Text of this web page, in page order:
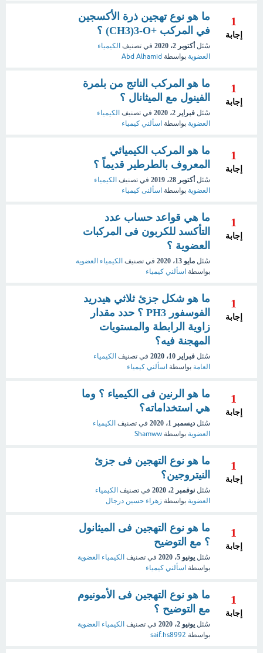
1
إجابة
ما هو نوع تهجين ذرة الأكسجين
في المركب +CH3)3-O) ؟
سُئل أكتوبر 2، 2020 في تصنيف الكيمياء
العضوية بواسطة Abd Alhamid
1
إجابة
ما هو المركب الناتج من بلمرة
الفينول مع الميثانال ؟
سُئل فبراير 2، 2020 في تصنيف الكيمياء
العضوية بواسطة اسألني كيمياء
1
إجابة
ما هو المركب الكيميائي
المعروف بالطرطير قديماً ؟
سُئل أكتوبر 28، 2019 في تصنيف الكيمياء
العضوية بواسطة اسألنى كيمياء
1
إجابة
ما هي قواعد حساب عدد
التأكسد للكربون فى المركبات
العضوية ؟
سُئل مايو 13، 2020 في تصنيف الكيمياء العضوية
بواسطة اسألني كيمياء
1
إجابة
ما هو شكل جزئ ثلاثي هيدريد
الفوسفور PH3 ؟ حدد مقدار
زاوية الرابطة والمستويات
المهجنة فيه؟
سُئل فبراير 10، 2020 في تصنيف الكيمياء
العامة بواسطة اسألني كيمياء
1
إجابة
ما هو الرنين فى الكيمياء ؟ وما
هي استخداماته؟
سُئل ديسمبر 1، 2020 في تصنيف الكيمياء
العضوية بواسطة Shamww
1
إجابة
ما هو نوع التهجين فى جزئ
النيتروجين؟
سُئل نوفمبر 2، 2020 في تصنيف الكيمياء
العضوية بواسطة زهراء حسين درجال
1
إجابة
ما هو نوع التهجين فى الميثانول
؟ مع التوضيح
سُئل يونيو 5، 2020 في تصنيف الكيمياء العضوية
بواسطة اسألني كيمياء
1
إجابة
ما هو نوع التهجين فى الأمونيوم
مع التوضيح ؟
سُئل يونيو 2، 2020 في تصنيف الكيمياء العضوية
بواسطة saif.hs8992